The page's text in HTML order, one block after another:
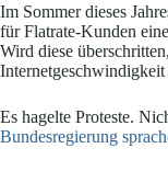
Im Sommer dieses
für Flatrate-Kunden
Wird diese
Es hagelte Proteste.
Bundesregierung